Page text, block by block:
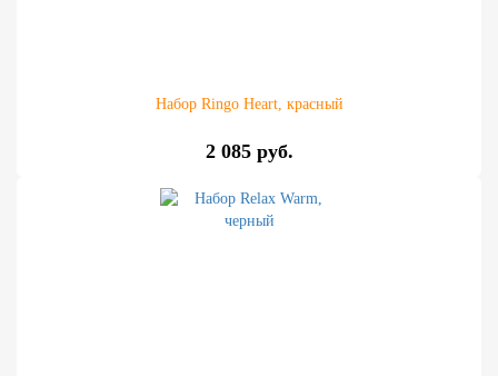
Набор Ringo Heart, красный
2 085 руб.